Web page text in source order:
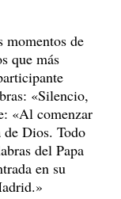
momentos de
que más
«Silencio,
«Al comenzar
Dios. Todo
del Papa
en su